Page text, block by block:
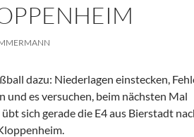
dazu: Niederlagen einstecken,
und es versuchen, beim nächsten Mal
sich gerade die E4 aus Bierstadt